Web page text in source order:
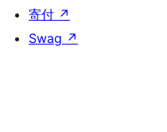
寄付 ↗
Swag ↗